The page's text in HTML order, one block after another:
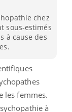
chez
sous-estimés
à cause des
les femmes.
à